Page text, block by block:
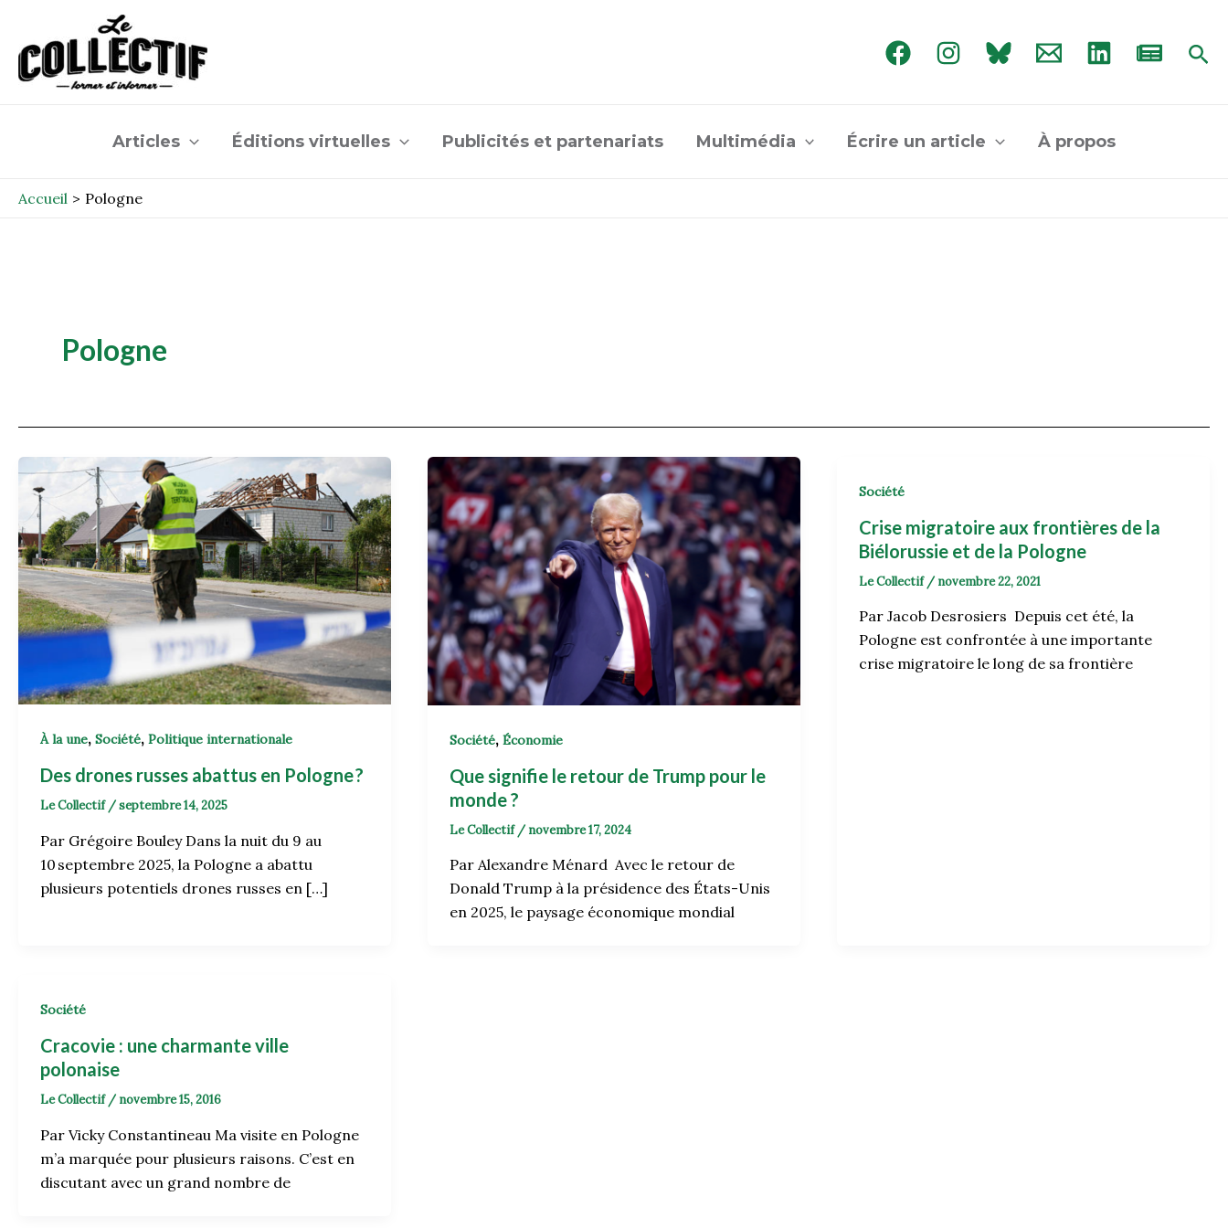
contenu
Articles Éditions virtuelles Publicités et partenariats Multimédia Écrire un article À propos
Accueil Pologne
Pologne
À la une, Société, Politique internationale
Des drones russes abattus en Pologne ?
Le Collectif /septembre 14, 2025
Par Grégoire Bouley Dans la nuit du 9 au
10 septembre 2025, la Pologne a abattu
plusieurs potentiels drones russes en […]
Société, Économie
Que signifie le retour de Trump pour le
monde ?
Le Collectif / novembre 17, 2024
Par Alexandre Ménard Avec le retour de
Donald Trump à la présidence des États-Unis
en 2025, le paysage économique mondial
Société
Crise migratoire aux frontières de la
Biélorussie et de la Pologne
Le Collectif / novembre 22, 2021
Par Jacob Desrosiers Depuis cet été, la
Pologne est confrontée à une importante
crise migratoire le long de sa frontière
Société
Cracovie : une charmante ville
polonaise
Le Collectif / novembre 15, 2016
Par Vicky Constantineau Ma visite en Pologne
m’a marquée pour plusieurs raisons. C’est en
discutant avec un grand nombre de